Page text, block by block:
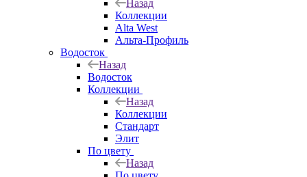
Назад
Коллекции
Alta West
Альта-Профиль
Водосток
Назад
Водосток
Коллекции
Назад
Коллекции
Стандарт
Элит
По цвету
Назад